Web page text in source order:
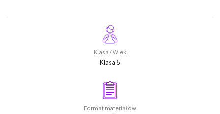
Klasa / Wiek
Klasa 5
Format materiałów